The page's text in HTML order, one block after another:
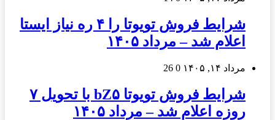
شرایط فروش تویوتا را ۴ ره نیاز ایستا
اعلام شد – مرداد ۱۴۰۵
مرداد ۱۴, ۱۴۰۵ 0
26
شرایط فروش تویوتا bZ۵ با تحویل ۷
روزه اعلام شد – مرداد ۱۴۰۵